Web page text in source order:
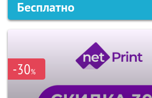
Бесплатно
-30%